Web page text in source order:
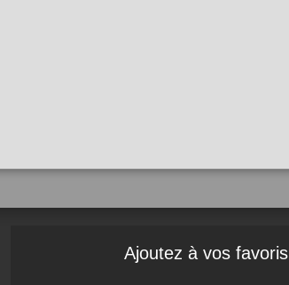
Ajoutez à vos favoris